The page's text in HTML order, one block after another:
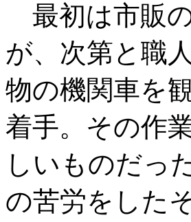
最初は市販
が、次第と職
物の機関車を
着手。その作
しいものだっ
の苦労をした